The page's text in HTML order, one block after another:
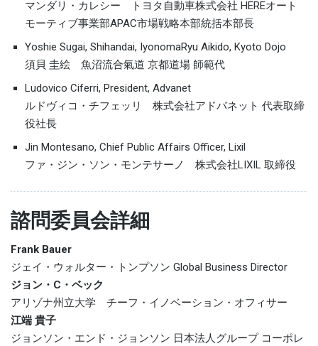
マンダリ・カレシー トヨタ自動車株式会社 HEREオート
モーティブ事業部APAC市場戦略本部統括本部長
Yoshie Sugai, Shihandai, IyonomaRyu Aikido, Kyoto Dojo
須貝 圭絵 魚沼流合氣道 京都道場 師範代
Ludovico Ciferri, President, Advanet
ルドヴィコ・チフェッリ 株式会社アドバネット 代表取締
役社長
Jin Montesano, Chief Public Affairs Officer, Lixil
ファ・ジン・ソン・モンテサーノ 株式会社LIXIL 取締役
諮問委員会詳細
Frank Bauer
ジェイ・ウォルター・トンプソン Global Business Director
ジョン・C・ベック
アリゾナ州立大学 チーフ・イノベーション・オフィサー
江端 貴子
ジョンソン・エンド・ジョンソン 日本法人グループ コーポレ